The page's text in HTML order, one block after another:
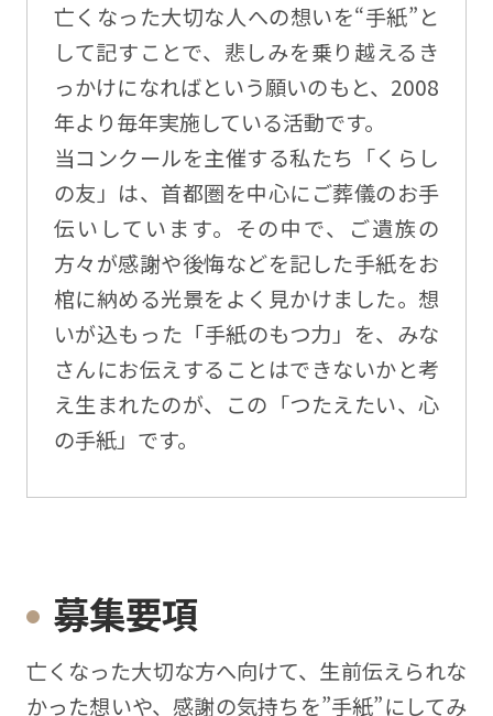
亡くなった大切な人への想いを“手紙”と
して記すことで、悲しみを乗り越えるき
っかけになればという願いのもと、2008
年より毎年実施している活動です。
当コンクールを主催する私たち「くらし
の友」は、首都圏を中心にご葬儀のお手
伝いしています。その中で、ご遺族の
方々が感謝や後悔などを記した手紙をお
棺に納める光景をよく見かけました。想
いが込もった「手紙のもつ力」を、みな
さんにお伝えすることはできないかと考
え生まれたのが、この「つたえたい、心
の手紙」です。
募集要項
亡くなった⼤切な⽅へ向けて、⽣前伝えられな
かった想いや、感謝の気持ちを”⼿紙”にしてみ